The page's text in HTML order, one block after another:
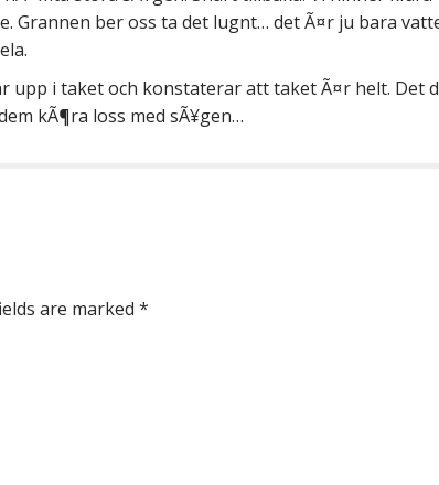
Grannen ber oss ta det lugnt… det Ã¤r ju bara
i taket och konstaterar att taket Ã¤r helt. Det
kÃ¶ra loss med sÃ¥gen…
are marked *